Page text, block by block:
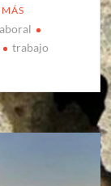
MÁS
trabajo